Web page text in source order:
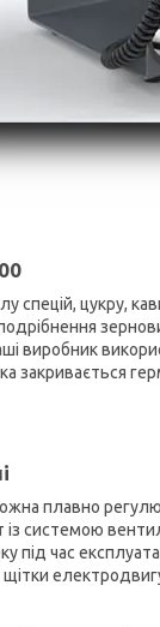
спецій, цукру,
виробник
закривається
плавно
системою
під час